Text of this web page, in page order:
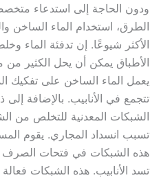
ودون الحاجة إلى استدعاء
الطرق، استخدام الماء الساخن
الأكثر شيوعًا. إن تدفئة الماء
الأطباق يمكن أن يحل الكثير من
يعمل الماء الساخن على تفكيك
تتجمع في الأنابيب. بالإضافة
الشبكات المعدنية للتخلص من
تسبب انسداد المجاري. يقوم
هذه الشبكات في فتحات الصرف
تسد الأنابيب. هذه الشبكات